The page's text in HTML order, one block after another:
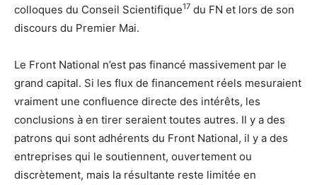
colloques du Conseil Scientifique17 du FN et lors de son
discours du Premier Mai.
Le Front National n’est pas financé massivement par le
grand capital. Si les flux de financement réels mesuraient
vraiment une confluence directe des intérêts, les
conclusions à en tirer seraient toutes autres. Il y a des
patrons qui sont adhérents du Front National, il y a des
entreprises qui le soutiennent, ouvertement ou
discrètement, mais la résultante reste limitée en